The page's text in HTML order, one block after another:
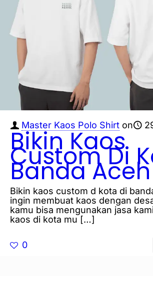
Master Kaos Polo Shirt on
Bikin Kaos
Custom Di
Banda Aceh
Bikin kaos custom d kota di
ingin membuat kaos dengan
kamu bisa mengunakan jasa
kaos di kota mu […]
0